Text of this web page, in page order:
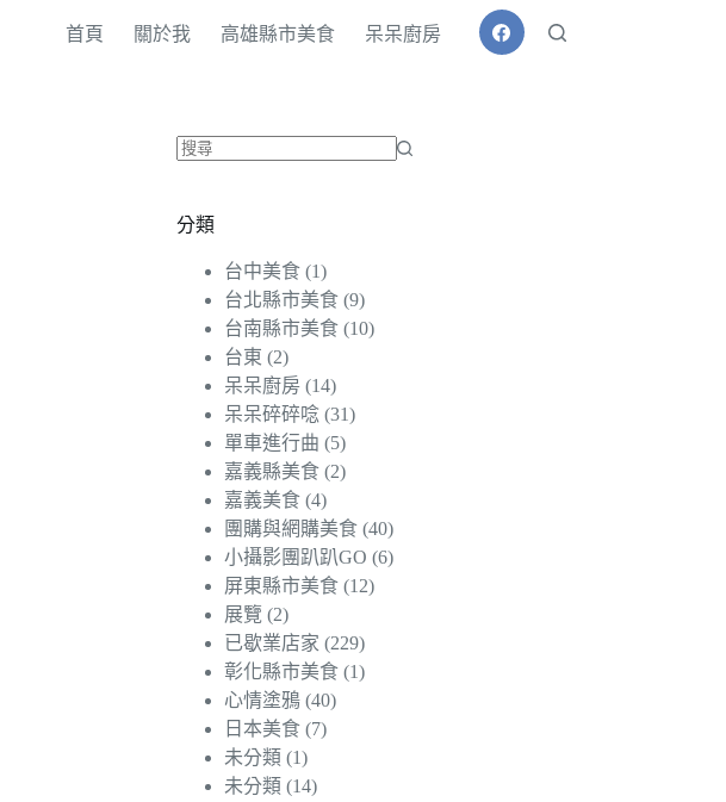
首頁 關於我 高雄縣市美食 呆呆廚房
到
分類
台中美食 (1)
台北縣市美食 (9)
台南縣市美食 (10)
台東 (2)
呆呆廚房 (14)
呆呆碎碎唸 (31)
單車進行曲 (5)
嘉義縣美食 (2)
嘉義美食 (4)
團購與網購美食 (40)
小攝影團趴趴GO (6)
屏東縣市美食 (12)
展覽 (2)
已歇業店家 (229)
彰化縣市美食 (1)
心情塗鴉 (40)
日本美食 (7)
未分類 (1)
未分類 (14)